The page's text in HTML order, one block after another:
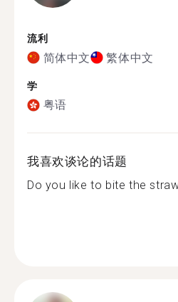
流利
简体中文 繁体中文
学
粤语
我喜欢谈论的话题
Do you like to bite the